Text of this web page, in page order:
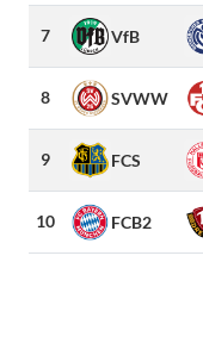
7 VfB
8 SVWW
9 FCS
10 FCB2